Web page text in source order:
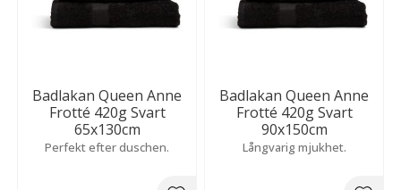
Badlakan Queen Anne
Frotté 420g Svart
65x130cm
Perfekt efter duschen.
Badlakan Queen Anne
Frotté 420g Svart
90x150cm
Långvarig mjukhet.